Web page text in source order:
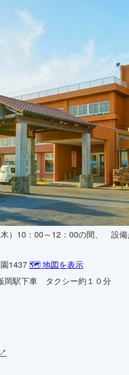
）10：00～12：00の間、 設
1437 🗺️ 地図を表示
岡駅下車 タクシー約１０分